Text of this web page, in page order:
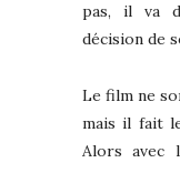
pas, il va
décision de
Le film ne
mais il fait
Alors avec